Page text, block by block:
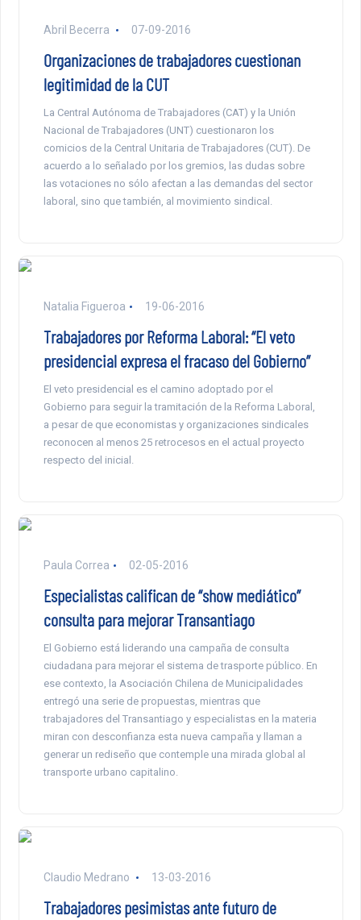
Abril Becerra 07-09-2016
Organizaciones de trabajadores cuestionan
legitimidad de la CUT
La Central Autónoma de Trabajadores (CAT) y la Unión
Nacional de Trabajadores (UNT) cuestionaron los
comicios de la Central Unitaria de Trabajadores (CUT). De
acuerdo a lo señalado por los gremios, las dudas sobre
las votaciones no sólo afectan a las demandas del sector
laboral, sino que también, al movimiento sindical.
Natalia Figueroa 19-06-2016
Trabajadores por Reforma Laboral: “El veto
presidencial expresa el fracaso del Gobierno”
El veto presidencial es el camino adoptado por el
Gobierno para seguir la tramitación de la Reforma Laboral,
a pesar de que economistas y organizaciones sindicales
reconocen al menos 25 retrocesos en el actual proyecto
respecto del inicial.
Paula Correa 02-05-2016
Especialistas califican de “show mediático”
consulta para mejorar Transantiago
El Gobierno está liderando una campaña de consulta
ciudadana para mejorar el sistema de trasporte público. En
ese contexto, la Asociación Chilena de Municipalidades
entregó una serie de propuestas, mientras que
trabajadores del Transantiago y especialistas en la materia
miran con desconfianza esta nueva campaña y llaman a
generar un rediseño que contemple una mirada global al
transporte urbano capitalino.
Claudio Medrano 13-03-2016
Trabajadores pesimistas ante futuro de